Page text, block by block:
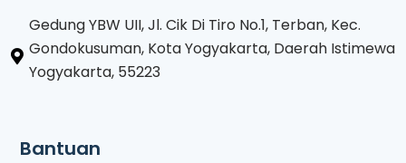
Gedung YBW UII, Jl. Cik Di Tiro No.1, Terban, Kec.
Gondokusuman, Kota Yogyakarta, Daerah Istimewa
Yogyakarta, 55223
Bantuan